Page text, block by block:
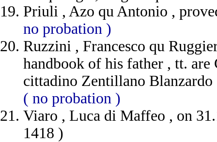
Priuli , Azo qu Antonio ,
no probation )
Ruzzini , Francesco qu
handbook of his father , tt.
cittadino Zentillano
( no probation )
Viaro , Luca di Maffeo , on
1418 )